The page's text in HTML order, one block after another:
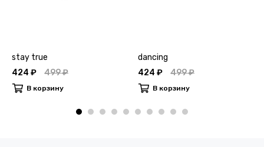
stay true
424 ₽
499 ₽
В корзину
dancing
424 ₽
499 ₽
В корзину